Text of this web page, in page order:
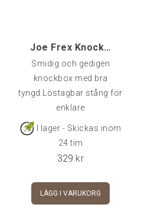
Joe Frex Knockbox, Svart
Smidig och gedigen
knockbox med bra
tyngd.Löstagbar stång för
enklare
tömning/rengöring. Höjd
ca 10 cmdiameter 12
I lager - Skickas inom
24 tim
329 kr
LÄGG I VARUKORG